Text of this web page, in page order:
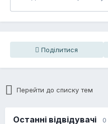
Поділитися
Перейти до списку тем
Останні відвідувачі 0